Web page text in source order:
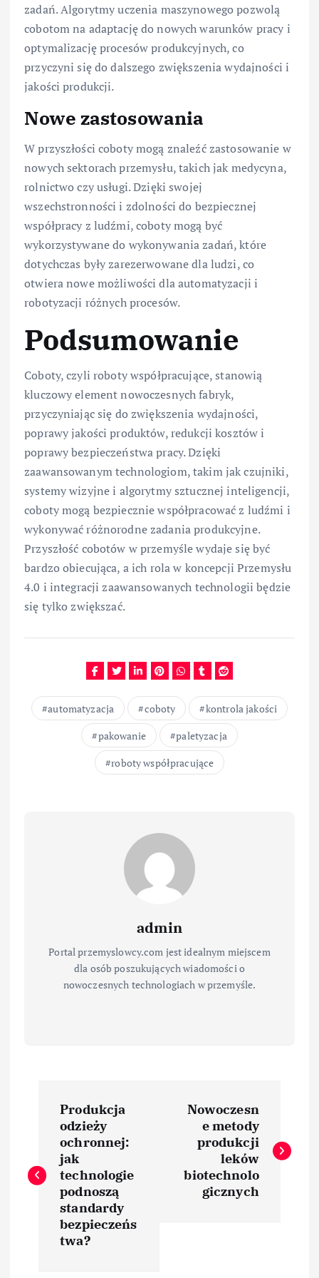
zadań. Algorytmy uczenia maszynowego pozwolą
cobotom na adaptację do nowych warunków pracy i
optymalizację procesów produkcyjnych, co
przyczyni się do dalszego zwiększenia wydajności i
jakości produkcji.
Nowe zastosowania
W przyszłości coboty mogą znaleźć zastosowanie w
nowych sektorach przemysłu, takich jak medycyna,
rolnictwo czy usługi. Dzięki swojej
wszechstronności i zdolności do bezpiecznej
współpracy z ludźmi, coboty mogą być
wykorzystywane do wykonywania zadań, które
dotychczas były zarezerwowane dla ludzi, co
otwiera nowe możliwości dla automatyzacji i
robotyzacji różnych procesów.
Podsumowanie
Coboty, czyli roboty współpracujące, stanowią
kluczowy element nowoczesnych fabryk,
przyczyniając się do zwiększenia wydajności,
poprawy jakości produktów, redukcji kosztów i
poprawy bezpieczeństwa pracy. Dzięki
zaawansowanym technologiom, takim jak czujniki,
systemy wizyjne i algorytmy sztucznej inteligencji,
coboty mogą bezpiecznie współpracować z ludźmi i
wykonywać różnorodne zadania produkcyjne.
Przyszłość cobotów w przemyśle wydaje się być
bardzo obiecująca, a ich rola w koncepcji Przemysłu
4.0 i integracji zaawansowanych technologii będzie
się tylko zwiększać.
automatyzacja coboty
kontrola jakości
pakowanie
paletyzacja
roboty współpracujące
admin
Portal przemyslowcy.com jest idealnym miejscem
dla osób poszukujących wiadomości o
nowoczesnych technologiach w przemyśle.
w
Produkcja
odzieży
ochronnej:
jak
technologie
podnoszą
standardy
bezpieczeńs
twa?
Nowoczesn
e metody
produkcji
leków
biotechnolo
gicznych